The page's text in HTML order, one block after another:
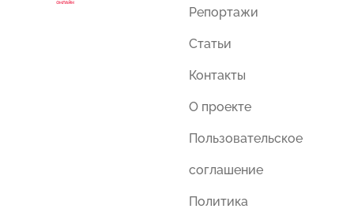
Репортажи
Статьи
Контакты
О проекте
Пользовательское
соглашение
Политика